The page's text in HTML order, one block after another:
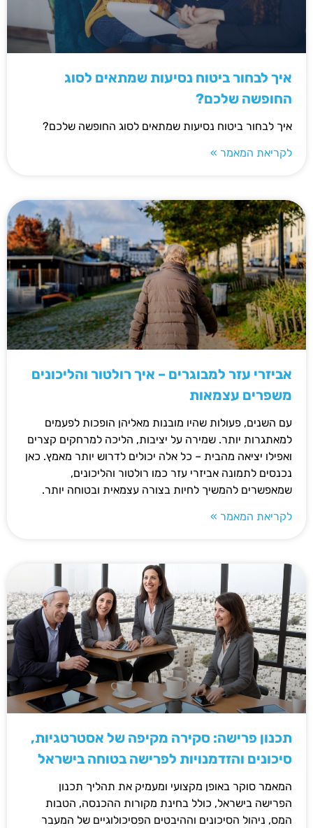
איך לבחור ביטוח נסיעות שמתאים לסוג
החופשה שלכם?
איך לבחור ביטוח נסיעות שמתאים לסוג החופשה שלכם?
לקריאת המאמר »
אביזרי עזר למבוגרים – איך רולטור והליכונים
משפרים עצמאות
עם השנים, פעולות שהיו מובנות מאליהן הופכות לפעמים
למאתגרות יותר. שמירה על יציבות, הליכה למרחקים קצרים
ואפילו יציאה מהבית – כל אלה יכולים לדרוש יותר מאמץ. כאן
נכנסים לתמונה אביזרי עזר כמו רולטור והליכונים,
שמאפשרים להמשיך לחיות בצורה עצמאית ובטוחה יותר.
לקריאת המאמר »
תכנון פרישה: סקירה מקיפה של אסטרטגיות,
סיכונים והזדמנויות לפרישה בטוחה בישראל
המאמר סוקר באופן מקצועי ומעמיק את תהליך תכנון
הפרישה בישראל, כולל בחינת מקורות ההכנסה, הטבות
המס, ניהול הסיכונים וההיבטים הפסיכולוגיים של המעבר